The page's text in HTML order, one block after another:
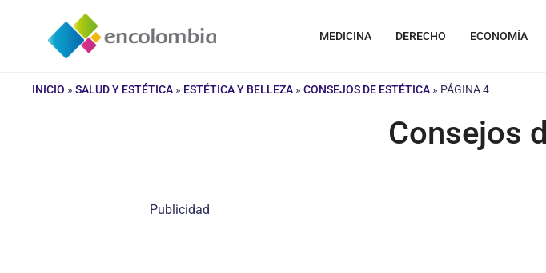
contenido
MEDICINA DERECHO ECONOMÍA
INICIO » SALUD Y ESTÉTICA » ESTÉTICA Y BELLEZA » CONSEJOS DE ESTÉTICA » PÁGINA 4
Consejos
Publicidad